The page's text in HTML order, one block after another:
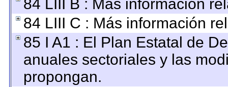
84 LIII B : Más información
84 LIII C : Más información
85 I A1 : El Plan Estatal de
anuales sectoriales y las
propongan.